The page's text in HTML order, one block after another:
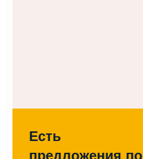
Есть
предложения по